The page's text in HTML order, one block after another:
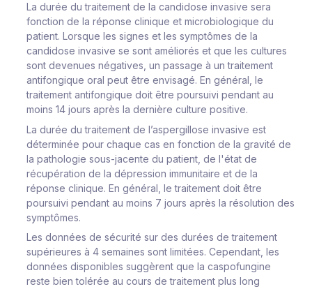
La durée du traitement de la candidose invasive sera
fonction de la réponse clinique et microbiologique du
patient. Lorsque les signes et les symptômes de la
candidose invasive se sont améliorés et que les cultures
sont devenues négatives, un passage à un traitement
antifongique oral peut être envisagé. En général, le
traitement antifongique doit être poursuivi pendant au
moins 14 jours après la dernière culture positive.
La durée du traitement de l’aspergillose invasive est
déterminée pour chaque cas en fonction de la gravité de
la pathologie sous-jacente du patient, de l'état de
récupération de la dépression immunitaire et de la
réponse clinique. En général, le traitement doit être
poursuivi pendant au moins 7 jours après la résolution des
symptômes.
Les données de sécurité sur des durées de traitement
supérieures à 4 semaines sont limitées. Cependant, les
données disponibles suggèrent que la caspofungine
reste bien tolérée au cours de traitement plus long